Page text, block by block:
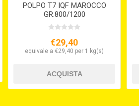
POLPO T7 IQF MAROCCO
GR.800/1200
€29,40
equivale a €29,40 per 1 kg(s)